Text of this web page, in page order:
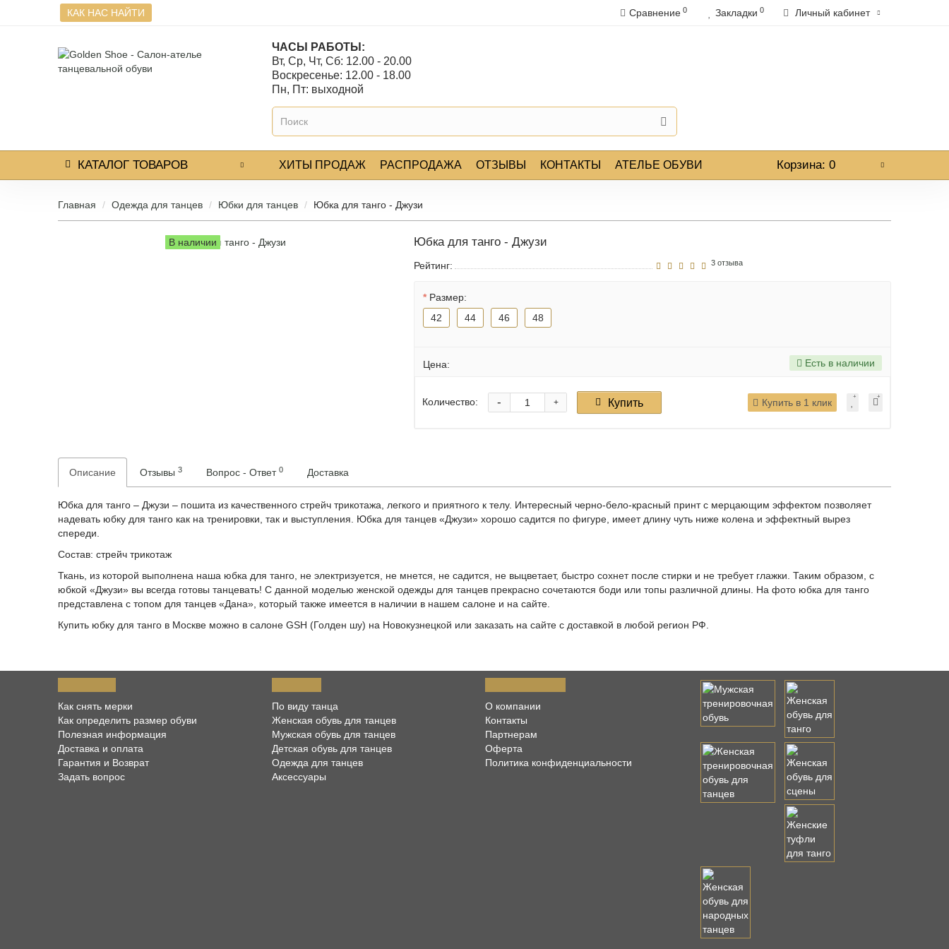
КАК НАС НАЙТИ Сравнение 0 Закладки 0 Личный кабинет
ЧАСЫ РАБОТЫ:
Вт, Ср, Чт, Сб: 12.00 - 20.00
Воскресенье: 12.00 - 18.00
Пн, Пт: выходной
КАТАЛОГ ТОВАРОВ ХИТЫ ПРОДАЖ РАСПРОДАЖА ОТЗЫВЫ КОНТАКТЫ АТЕЛЬЕ ОБУВИ Корзина: 0
Главная Одежда для танцев Юбки для танцев Юбка для танго - Джузи
В наличии Юбка для танго - Джузи
Рейтинг: 3 отзыва
Размер:
42
44 46 48
Цена: Есть в наличии
Количество: +
- Купить Купить в 1 клик
Описание Отзывы3 Вопрос - Ответ0 Доставка
Юбка для танго – Джузи – пошита из качественного стрейч трикотажа, легкого и приятного к телу. Интересный черно-бело-красный принт с мерцающим эффектом позволяет
надевать юбку для танго как на тренировки, так и выступления. Юбка для танцев «Джузи» хорошо садится по фигуре, имеет длину чуть ниже колена и эффектный вырез
спереди.
Состав: стрейч трикотаж
Ткань, из которой выполнена наша юбка для танго, не электризуется, не мнется, не садится, не выцветает, быстро сохнет после стирки и не требует глажки. Таким образом, с
юбкой «Джузи» вы всегда готовы танцевать! С данной моделью женской одежды для танцев прекрасно сочетаются боди или топы различной длины. На фото юбка для танго
представлена с топом для танцев «Дана», который также имеется в наличии в нашем салоне и на сайте.
Купить юбку для танго в Москве можно в салоне GSH (Голден шу) на Новокузнецкой или заказать на сайте с доставкой в любой регион РФ.
Как снять мерки
Как определить размер обуви
Полезная информация
Доставка и оплата
Гарантия и Возврат
Задать вопрос
По виду танца
Женская обувь для танцев
Мужская обувь для танцев
Детская обувь для танцев
Одежда для танцев
Аксессуары
О компании
Контакты
Партнерам
Оферта
Политика конфиденциальности